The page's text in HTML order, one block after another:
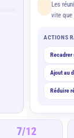
Les
vite que
ACTIONS
Recadrer
Ajout au
Réduire
7/12